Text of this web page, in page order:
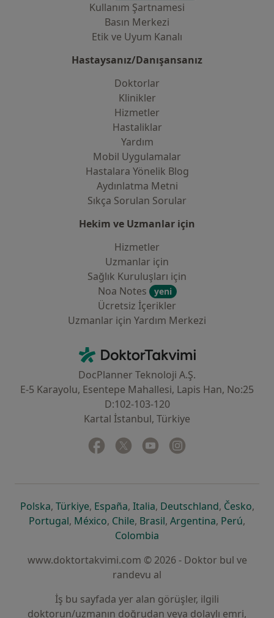
Kullanım Şartnamesi
Basın Merkezi
Etik ve Uyum Kanalı
Hastaysanız/Danışansanız
Doktorlar
Klinikler
Hizmetler
Hastaliklar
Yardım
Mobil Uygulamalar
Hastalara Yönelik Blog
Aydınlatma Metni
Sıkça Sorulan Sorular
Hekim ve Uzmanlar için
Hizmetler
Uzmanlar için
Sağlık Kuruluşları için
Noa Notes
yeni
Ücretsiz İçerikler
Uzmanlar için Yardım Merkezi
DoktorTakvimi - Ana Sayfa
DocPlanner Teknoloji A.Ş.
E-5 Karayolu, Esentepe Mahallesi, Lapis Han, No:25
D:102-103-120
Kartal İstanbul, Türkiye
Facebook
yeni bir sekmede açılır
Twitter
yeni bir sekmede açılır
Youtube
yeni bir sekmede açılır
Polskayeni bir sekmede açılır
, Türkiyeyeni bir sekmede açılır
, Españayeni bir sekmede açılır
, Italiayeni bir sekmede açılır
, Deutschlandyeni bir
, Českoyeni
,
Portugalyeni bir sekmede açılır
, Méxicoyeni bir sekmede açılır
, Chileyeni bir sekmede açılır
, Brasilyeni bir sekmede açılır
, Argentinayeni bir
, Perúyeni
,
Colombia
www.doktortakvimi.com © 2026 - Doktor bul ve
randevu al
İş bu sayfada yer alan görüşler, ilgili
doktorun/uzmanın doğrudan veya dolaylı emri,